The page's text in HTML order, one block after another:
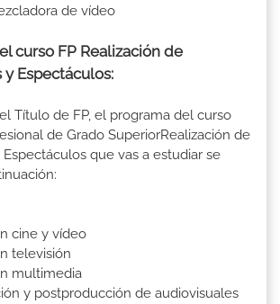
de vídeo
curso FP Realización de
Espectáculos:
Título de FP, el programa del curso
de Grado SuperiorRealización de
que vas a estudiar se
cine y vídeo
televisión
multimedia
y postproducción de audiovisuales